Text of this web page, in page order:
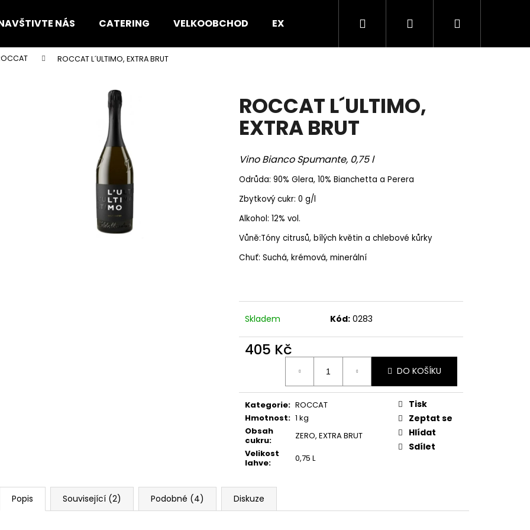
NÁS CATERING VELKOOBCHOD EXPRES PO PRAZE VEČÍREK V PROSEKÁRNĚ
Hledat PřihlášeníNákupní
ROCCAT L´ULTIMO, EXTRA BRUT
ROCCAT L´ULTIMO,
EXTRA BRUT
Vino Bianco Spumante, 0,75 l
Odrůda: 90% Glera, 10% Bianchetta a Perera
Zbytkový cukr: 0 g/l
Alkohol: 12% vol.
Vůně:Tóny citrusů, bílých květin a chlebové kůrky
Chuť: Suchá, krémová, minerální
Skladem Kód: 0283
405 Kč
DO KOŠÍKU
Kategorie: ROCCAT
Hmotnost: 1 kg
Obsah
cukru: ZERO, EXTRA BRUT
Velikost
lahve: 0,75 L
Tisk
Zeptat se
Hlídat
Sdílet
Popis Související (2) Podobné (4) Diskuze
Co potřebujete najít?
Doporučujeme
Následující